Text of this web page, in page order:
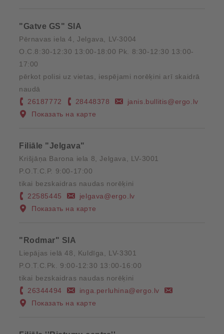
"Gatve GS" SIA
Pērnavas iela 4, Jelgava, LV-3004
O.C.8:30-12:30 13:00-18:00 Pk. 8:30-12:30 13:00-
17:00
pērkot polisi uz vietas, iespējami norēķini arī skaidrā
naudā
26187772
28448378
janis.bullitis@ergo.lv
Показать на карте
Filiāle "Jelgava"
Krišjāņa Barona iela 8, Jelgava, LV-3001
P.O.T.C.P. 9:00-17:00
tikai bezskaidras naudas norēķini
22585445
jelgava@ergo.lv
Показать на карте
"Rodmar" SIA
Liepājas ielā 48, Kuldīga, LV-3301
P.O.T.C.Pk. 9:00-12:30 13:00-16:00
tikai bezskaidras naudas norēķini
26344494
inga.perluhina@ergo.lv
Показать на карте